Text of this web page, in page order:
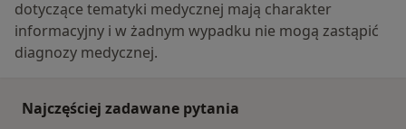
dotyczące tematyki medycznej mają charakter
informacyjny i w żadnym wypadku nie mogą zastąpić
diagnozy medycznej.
Najczęściej zadawane pytania